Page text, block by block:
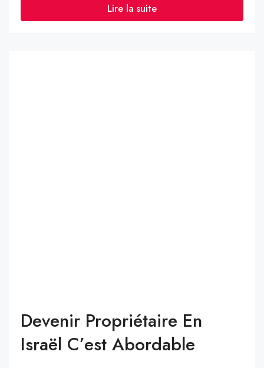
Lire la suite
Devenir Propriétaire En
Israël C’est Abordable